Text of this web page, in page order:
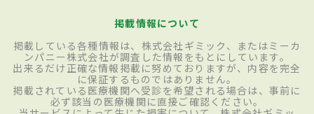
掲載情報について
掲載している各種情報は、株式会社ギミック、またはミーカ
ンパニー株式会社が調査した情報をもとにしています。
出来るだけ正確な情報掲載に努めておりますが、内容を完全
に保証するものではありません。
掲載されている医療機関へ受診を希望される場合は、事前に
必ず該当の医療機関に直接ご確認ください。